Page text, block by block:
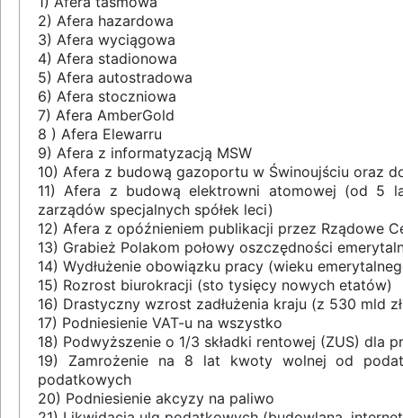
2) Afera hazardowa
3) Afera wyciągowa
4) Afera stadionowa
5) Afera autostradowa
6) Afera stoczniowa
7) Afera AmberGold
8 ) Afera Elewarru
9) Afera z informatyzacją MSW
10) Afera z budową gazoportu w Świnoujściu oraz
11) Afera z budową elektrowni atomowej (od 5
zarządów specjalnych spółek leci)
12) Afera z opóźnieniem publikacji przez Rządowe
13) Grabież Polakom połowy oszczędności
14) Wydłużenie obowiązku pracy (wieku
15) Rozrost biurokracji (sto tysięcy nowych etatów)
16) Drastyczny wzrost zadłużenia kraju (z 530 mld
17) Podniesienie VAT-u na wszystko
18) Podwyższenie o 1/3 składki rentowej (ZUS) dla
19) Zamrożenie na 8 lat kwoty wolnej od
podatkowych
20) Podniesienie akcyzy na paliwo